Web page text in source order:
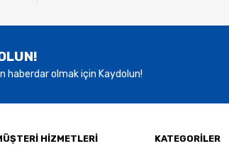
haberdar olmak için Kaydolun!
HİZMETLERİ KATEGORİLER